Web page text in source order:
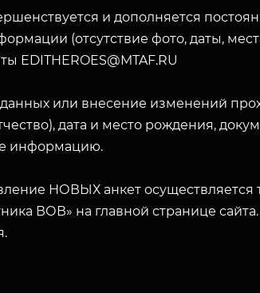
и дополняется
(отсутствие фото, даты,
EDITHEROES@MTAF.RU
или внесение изменений
дата и место рождения,
информацию.
НОВЫХ анкет осуществляется
ВОВ» на главной странице